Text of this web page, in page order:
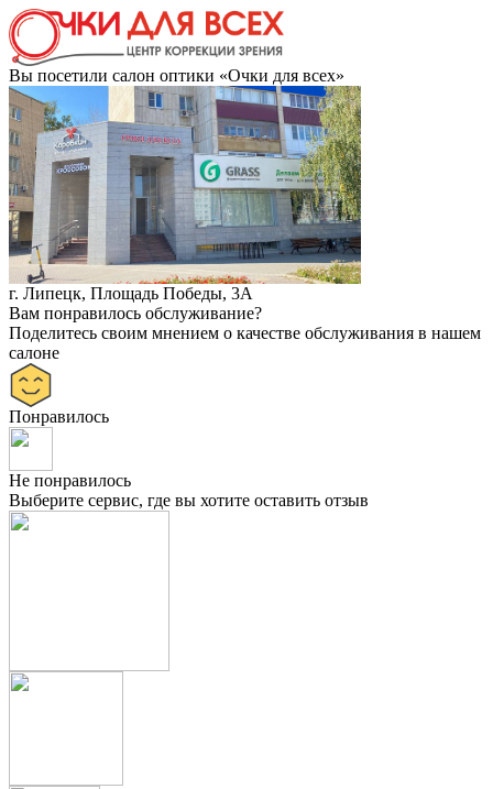
Вы посетили салон оптики «Очки для всех»
г. Липецк, Площадь Победы, 3А
Вам понравилось обслуживание?
Поделитесь своим мнением о качестве обслуживания в нашем
салоне
Понравилось
Не понравилось
Выберите сервис, где вы хотите оставить отзыв